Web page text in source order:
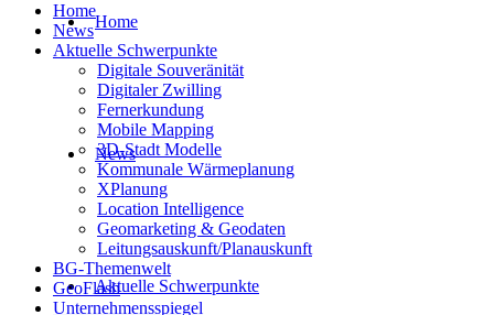
Home
News
Aktuelle Schwerpunkte
Home
News
Aktuelle Schwerpunkte
Digitale Souveränität
Digitaler Zwilling
Fernerkundung
Mobile Mapping
3D-Stadt Modelle
Kommunale Wärmeplanung
XPlanung
Location Intelligence
Geomarketing & Geodaten
Leitungsauskunft/Planauskunft
BG-Themenwelt
GeoFlash
Unternehmensspiegel